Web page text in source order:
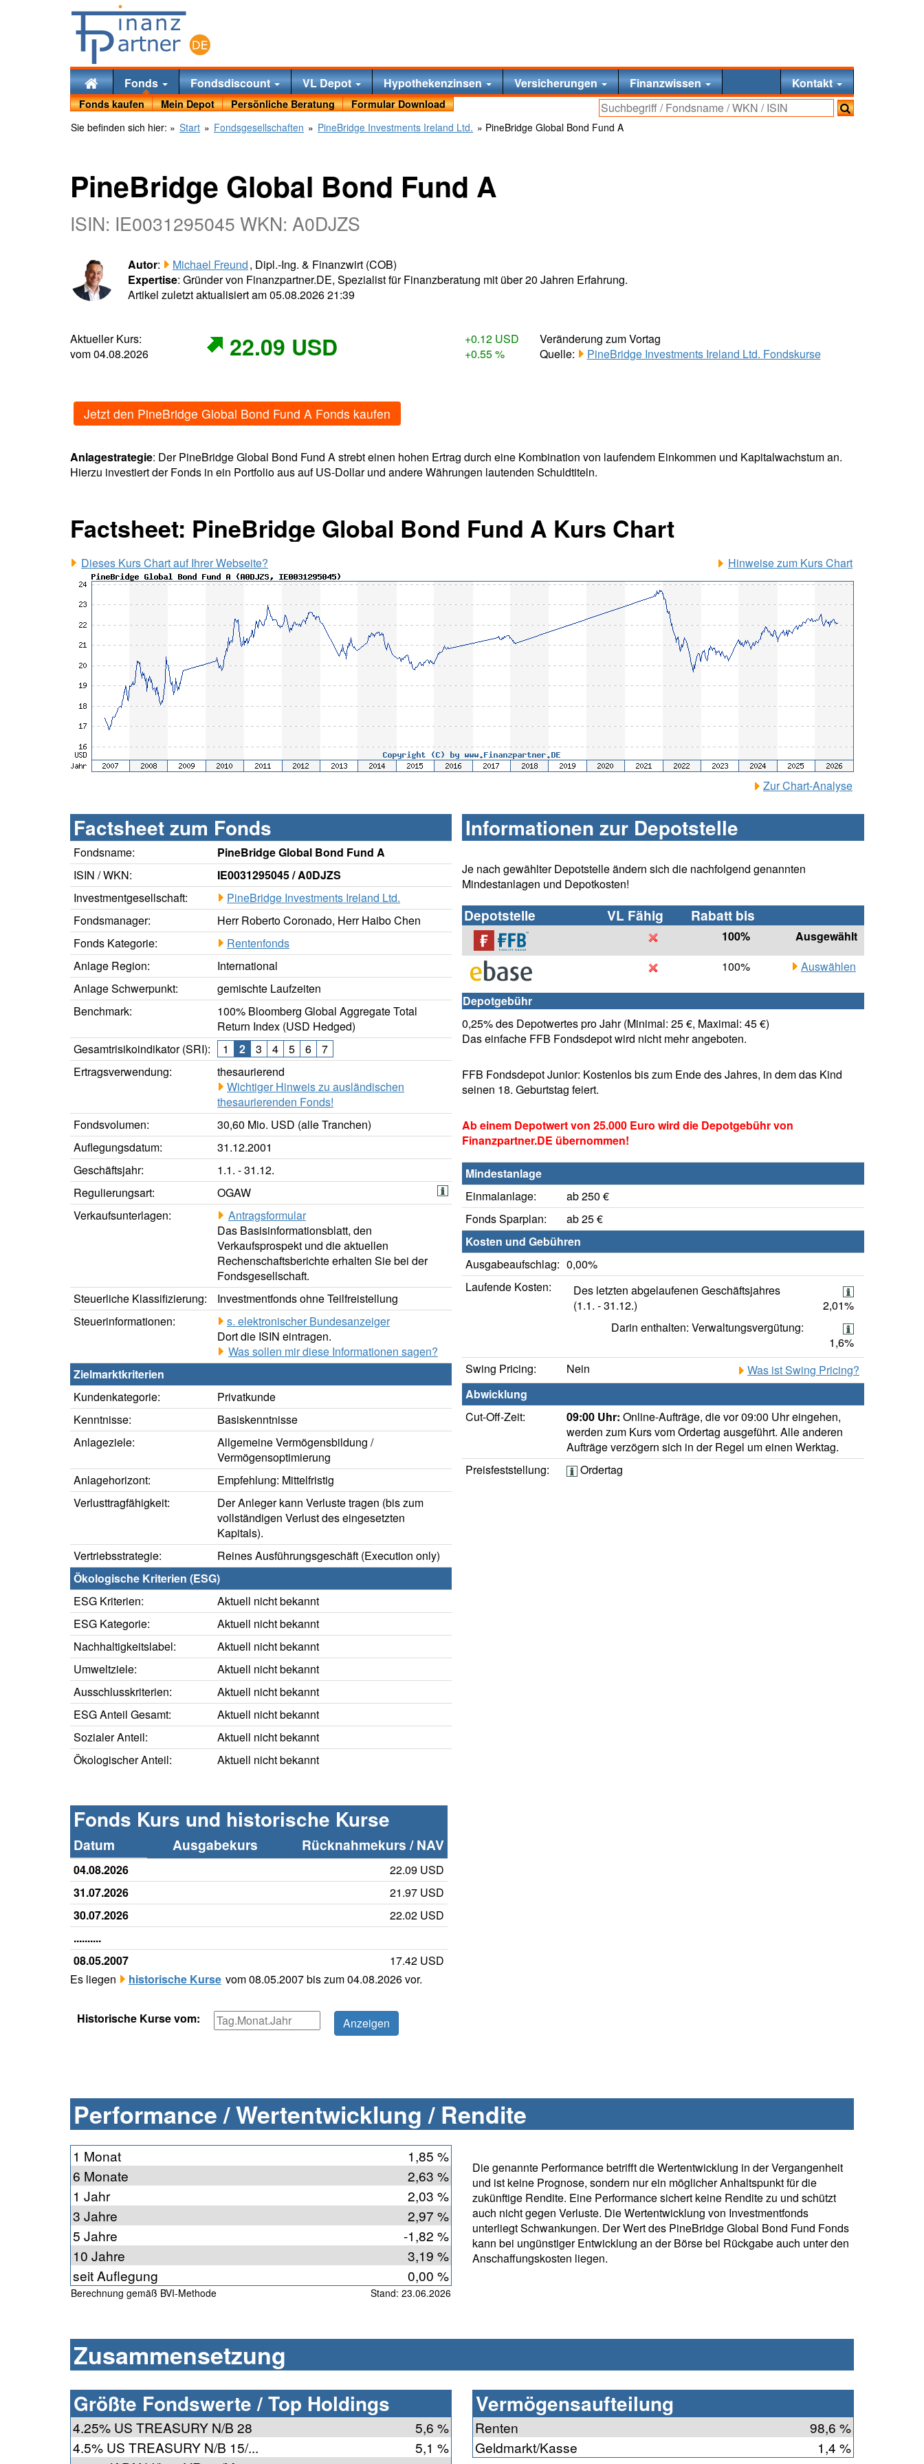
Fonds Fondsdiscount VL Depot Hypothekenzinsen Versicherungen Finanzwissen Kontakt
Fonds kaufen Mein Depot Persönliche Beratung
Formular Download
Sie befinden sich hier: » Start » Fondsgesellschaften » PineBridge Investments Ireland Ltd. » PineBridge Global Bond Fund A
PineBridge Global Bond Fund A
ISIN: IE0031295045 WKN: A0DJZS
Autor: Michael Freund, Dipl.-Ing. & Finanzwirt (COB)
Expertise: Gründer von Finanzpartner.DE, Spezialist für Finanzberatung mit über 20 Jahren Erfahrung.
Artikel zuletzt aktualisiert am 05.08.2026 21:39
Aktueller Kurs:
vom 04.08.2026
22.09 USD
+0.12 USD
+0.55 %
Veränderung zum Vortag
Quelle:
PineBridge Investments Ireland Ltd. Fondskurse
Jetzt den PineBridge Global Bond Fund A Fonds kaufen
Anlagestrategie: Der PineBridge Global Bond Fund A strebt einen hohen Ertrag durch eine Kombination von laufendem Einkommen und Kapitalwachstum an.
Hierzu investiert der Fonds in ein Portfolio aus auf US-Dollar und andere Währungen lautenden Schuldtiteln.
Factsheet: PineBridge Global Bond Fund A Kurs Chart
Dieses Kurs Chart auf Ihrer Webseite? Hinweise zum Kurs Chart
Zur Chart-Analyse
Factsheet zum Fonds
Fondsname:
PineBridge Global Bond Fund A
ISIN / WKN:
IE0031295045 / A0DJZS
Investmentgesellschaft:
PineBridge Investments Ireland Ltd.
Fondsmanager:
Herr Roberto Coronado, Herr Haibo Chen
Fonds Kategorie:
Rentenfonds
Anlage Region:
International
Anlage Schwerpunkt:
gemischte Laufzeiten
Benchmark:
100% Bloomberg Global Aggregate Total
Return Index (USD Hedged)
Gesamtrisikoindikator (SRI):
1 2 3 4 5 6
7
Ertragsverwendung:
thesaurierend
Wichtiger Hinweis zu ausländischen
thesaurierenden Fonds!
Fondsvolumen:
30,60 Mio. USD (alle Tranchen)
Auflegungsdatum:
31.12.2001
Geschäftsjahr:
1.1. - 31.12.
Regulierungsart:
OGAW
Verkaufsunterlagen:
Antragsformular
Das Basisinformationsblatt, den
Verkaufsprospekt und die aktuellen
Rechenschaftsberichte erhalten Sie bei der
Fondsgesellschaft.
Steuerliche Klassifizierung:
Investmentfonds ohne Teilfreistellung
Steuerinformationen:
s. elektronischer Bundesanzeiger
Dort die ISIN eintragen.
Was sollen mir diese Informationen sagen?
Zielmarktkriterien
Kundenkategorie:
Privatkunde
Kenntnisse:
Basiskenntnisse
Anlageziele:
Allgemeine Vermögensbildung /
Vermögensoptimierung
Anlagehorizont:
Empfehlung: Mittelfristig
Verlusttragfähigkeit:
Der Anleger kann Verluste tragen (bis zum
vollständigen Verlust des eingesetzten
Kapitals).
Vertriebsstrategie:
Reines Ausführungsgeschäft (Execution only)
Ökologische Kriterien (ESG)
ESG Kriterien:
Aktuell nicht bekannt
ESG Kategorie:
Aktuell nicht bekannt
Nachhaltigkeitslabel:
Aktuell nicht bekannt
Umweltziele:
Aktuell nicht bekannt
Ausschlusskriterien:
Aktuell nicht bekannt
ESG Anteil Gesamt:
Aktuell nicht bekannt
Sozialer Anteil:
Aktuell nicht bekannt
Ökologischer Anteil:
Aktuell nicht bekannt
Fonds Kurs und historische Kurse
Datum Ausgabekurs Rücknahmekurs / NAV
04.08.2026
22.09 USD
31.07.2026
21.97 USD
30.07.2026
22.02 USD
..........
08.05.2007
17.42 USD
Es liegen
historische Kurse vom 08.05.2007 bis zum 04.08.2026 vor.
Historische Kurse vom:
Informationen zur Depotstelle
Je nach gewählter Depotstelle ändern sich die nachfolgend genannten
Mindestanlagen und Depotkosten!
Depotstelle VL Fähig Rabatt bis
100%
Ausgewählt
100%
Auswählen
Depotgebühr
0,25% des Depotwertes pro Jahr (Minimal: 25 €, Maximal: 45 €)
Das einfache FFB Fondsdepot wird nicht mehr angeboten.
FFB Fondsdepot Junior: Kostenlos bis zum Ende des Jahres, in dem das Kind
seinen 18. Geburtstag feiert.
Ab einem Depotwert von 25.000 Euro wird die Depotgebühr von
Finanzpartner.DE übernommen!
Mindestanlage
Einmalanlage:
ab 250 €
Fonds Sparplan:
ab 25 €
Kosten und Gebühren
Ausgabeaufschlag: 0,00%
Laufende Kosten:
Des letzten abgelaufenen Geschäftsjahres
(1.1. - 31.12.)
2,01%
Darin enthalten: Verwaltungsvergütung:
1,6%
Swing Pricing:
Nein
Was ist Swing Pricing?
Abwicklung
Cut-Off-Zeit:
09:00 Uhr: Online-Aufträge, die vor 09:00 Uhr eingehen,
werden zum Kurs vom Ordertag ausgeführt. Alle anderen
Aufträge verzögern sich in der Regel um einen Werktag.
Preisfeststellung:
Ordertag
Performance / Wertentwicklung / Rendite
1 Monat
1,85 %
6 Monate
2,63 %
1 Jahr
2,03 %
3 Jahre
2,97 %
5 Jahre
-1,82 %
10 Jahre
3,19 %
seit Auflegung
0,00 %
Berechnung gemäß BVI-Methode Stand: 23.06.2026
Die genannte Performance betrifft die Wertentwicklung in der Vergangenheit
und ist keine Prognose, sondern nur ein möglicher Anhaltspunkt für die
zukünftige Rendite. Eine Performance sichert keine Rendite zu und schützt
auch nicht gegen Verluste. Die Wertentwicklung von Investmentfonds
unterliegt Schwankungen. Der Wert des PineBridge Global Bond Fund Fonds
kann bei ungünstiger Entwicklung an der Börse bei Rückgabe auch unter den
Anschaffungskosten liegen.
Zusammensetzung
Größte Fondswerte / Top Holdings
4.25% US TREASURY N/B 28
5,6 %
4.5% US TREASURY N/B 15/...
5,1 %
Vermögensaufteilung
Renten
98,6 %
Geldmarkt/Kasse
1,4 %